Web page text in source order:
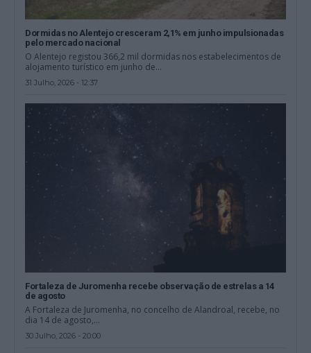
Dormidas no Alentejo cresceram 2,1% em junho impulsionadas
pelo mercado nacional
O Alentejo registou 366,2 mil dormidas nos estabelecimentos de
alojamento turístico em junho de...
31 Julho, 2026 - 12:37
Fortaleza de Juromenha recebe observação de estrelas a 14
de agosto
A Fortaleza de Juromenha, no concelho de Alandroal, recebe, no
dia 14 de agosto,...
30 Julho, 2026 - 20:00